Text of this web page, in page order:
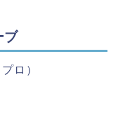
ブ
ロ）